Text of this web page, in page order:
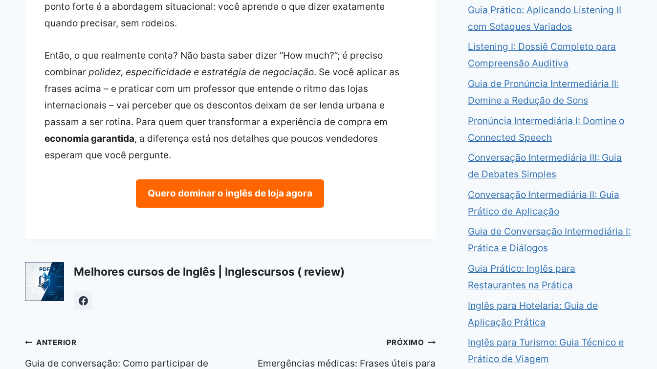
ponto forte é a abordagem situacional: você aprende o que dizer exatamente
quando precisar, sem rodeios.
Então, o que realmente conta? Não basta saber dizer “How much?”; é preciso
combinar polidez, especificidade e estratégia de negociação. Se você aplicar as
frases acima – e praticar com um professor que entende o ritmo das lojas
internacionais – vai perceber que os descontos deixam de ser lenda urbana e
passam a ser rotina. Para quem quer transformar a experiência de compra em
economia garantida, a diferença está nos detalhes que poucos vendedores
esperam que você pergunte.
Quero dominar o inglês de loja agora
Melhores cursos de Inglês | Inglescursos ( review)
Navegação
de
ANTERIOR
Guia de conversação: Como participar de
PRÓXIMO
Emergências médicas: Frases úteis para
Guia Prático: Aplicando Listening II
com Sotaques Variados
Listening I: Dossiê Completo para
Compreensão Auditiva
Guia de Pronúncia Intermediária II:
Domine a Redução de Sons
Pronúncia Intermediária I: Domine o
Connected Speech
Conversação Intermediária III: Guia
de Debates Simples
Conversação Intermediária II: Guia
Prático de Aplicação
Guia de Conversação Intermediária I:
Prática e Diálogos
Guia Prático: Inglês para
Restaurantes na Prática
Inglês para Hotelaria: Guia de
Aplicação Prática
Inglês para Turismo: Guia Técnico e
Prático de Viagem